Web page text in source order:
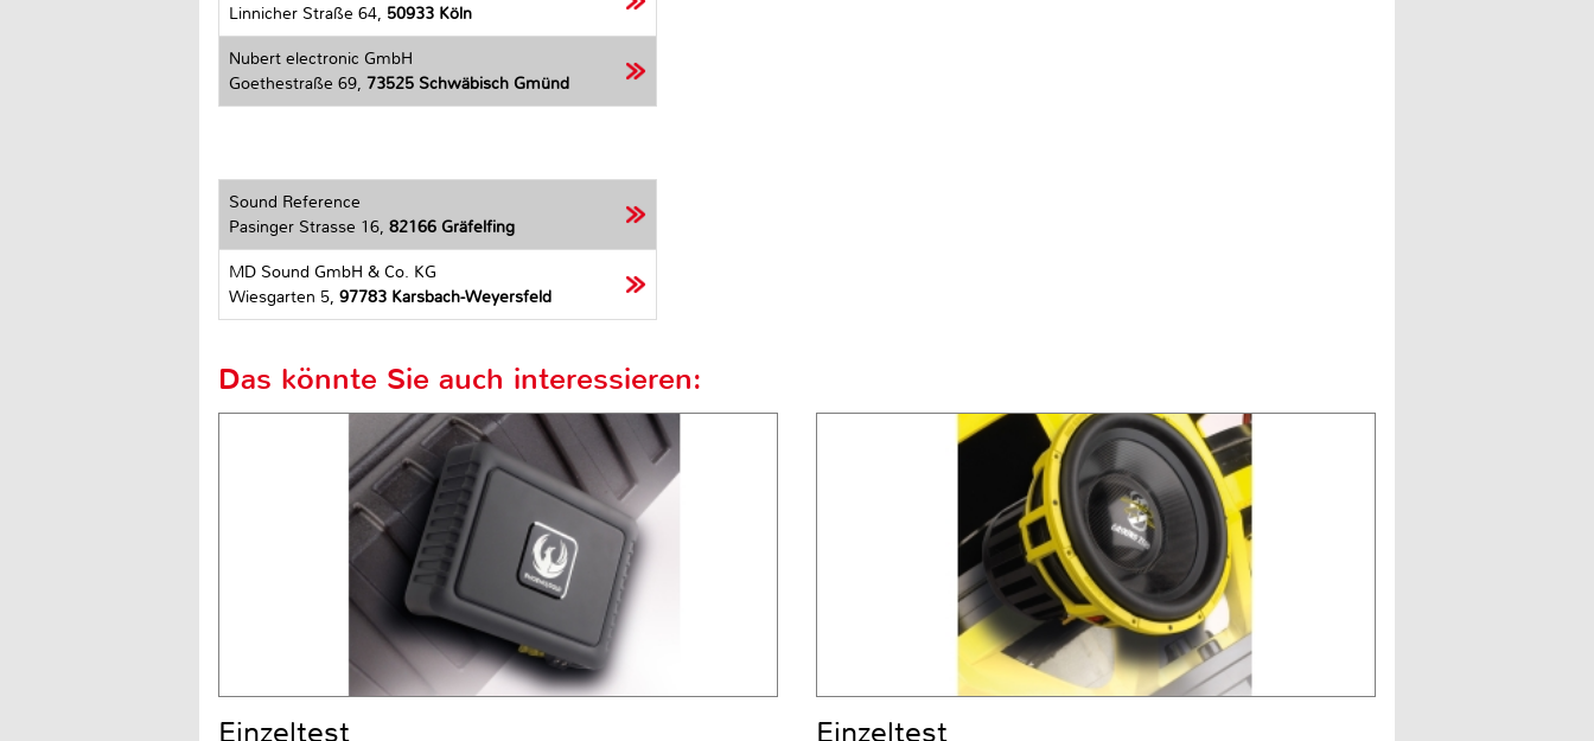
Linnicher Straße 64, 50933 Köln
Nubert electronic GmbH
Goethestraße 69, 73525 Schwäbisch Gmünd
Sound Reference
Pasinger Strasse 16, 82166 Gräfelfing
MD Sound GmbH & Co. KG
Wiesgarten 5, 97783 Karsbach-Weyersfeld
Das könnte Sie auch interessieren:
Einzeltest Einzeltest